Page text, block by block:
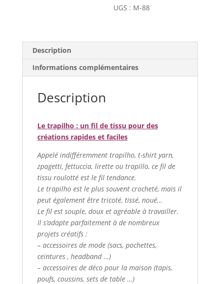
Lot
UGS : M-88
Description
Informations complémentaires
Description
Le trapilho : un fil de tissu pour des
créations rapides et faciles
Appelé indifféremment trapilho, t-shirt yarn,
zpagetti, fettuccia, lirette ou trapillo, ce fil de
tissu roulotté est le fil tendance.
Le trapilho est le plus souvent crocheté, mais il
peut également être tricoté, tissé, noué…
Le fil est souple, doux et agréable à travailler.
Il s’adapte parfaitement à de nombreux
projets créatifs :
– accessoires de mode (sacs, pochettes,
ceintures , headband …)
– accessoires de déco pour la maison (tapis,
poufs, coussins, sets de table …)